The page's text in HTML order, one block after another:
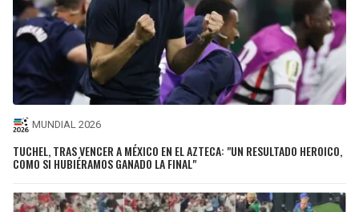
MUNDIAL 2026
TUCHEL, TRAS VENCER A MÉXICO EN EL AZTECA: "UN RESULTADO HEROICO,
COMO SI HUBIÉRAMOS GANADO LA FINAL"